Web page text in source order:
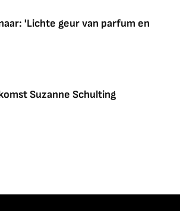
'Lichte geur van parfum en
Suzanne Schulting